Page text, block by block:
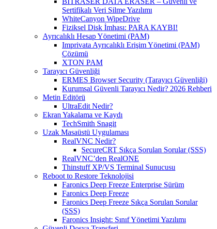
Sertifikalı Veri Silme Yazılımı
WhiteCanyon WipeDrive
Fiziksel Disk İmhası: PARA KAYBI!
Ayrıcalıklı Hesap Yönetimi (PAM)
Imprivata Ayrıcalıklı Erişim Yönetimi (PAM)
Çözümü
XTON PAM
Tarayıcı Güvenliği
ERMES Browser Security (Tarayıcı Güvenliği)
Kurumsal Güvenli Tarayıcı Nedir? 2026 Rehberi
Metin Editörü
UltraEdit Nedir?
Ekran Yakalama ve Kaydı
TechSmith Snagit
Uzak Masaüstü Uygulaması
RealVNC Nedir?
SecureCRT Sıkça Sorulan Sorular (SSS)
RealVNC’den RealONE
Thinstuff XP/VS Terminal Sunucusu
Reboot to Restore Teknolojisi
Faronics Deep Freeze Enterprise Sürüm
Faronics Deep Freeze
Faronics Deep Freeze Sıkça Sorulan Sorular
(SSS)
Faronics Insight: Sınıf Yönetimi Yazılımı